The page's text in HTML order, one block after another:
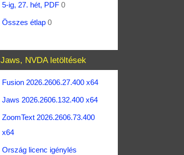
5-ig, 27. hét, PDF 0
Összes étlap 0
Jaws, NVDA letöltések
Fusion 2026.2606.27.400 x64
Jaws 2026.2606.132.400 x64
ZoomText 2026.2606.73.400​
x64
Ország licenc igénylés